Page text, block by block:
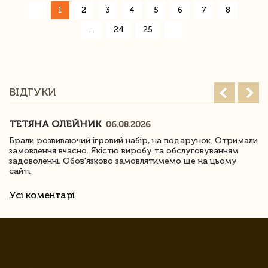
1 2 3 4 5 6 7 8
24 25
ВІДГУКИ
ТЕТЯНА ОЛЕЙНИК 06.08.2026
Брали розвиваючий ігровий набір, на подарунок. Отримали
замовлення вчасно. Якістю виробу та обслуговуванням
задоволенні. Обов'язково замовлятимемо ще на цьому
сайті.
Усі коментарі